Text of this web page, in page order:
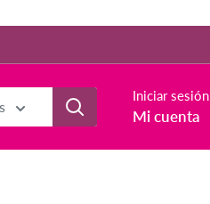
Iniciar sesión
Mi cuenta